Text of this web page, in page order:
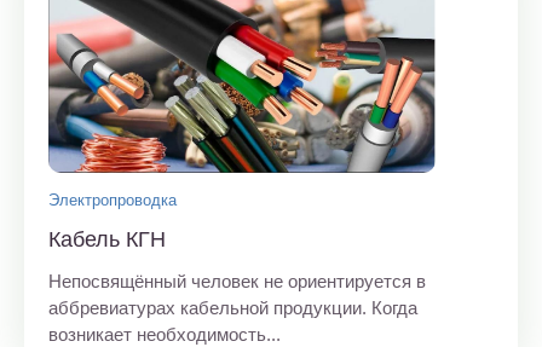
Электропроводка
Кабель КГН
Непосвящённый человек не ориентируется в
аббревиатурах кабельной продукции. Когда
возникает необходимость...